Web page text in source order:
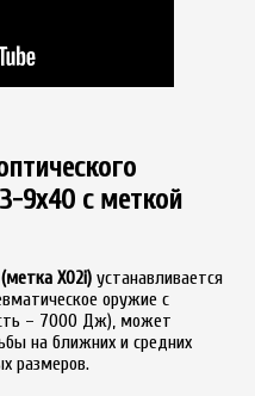
9x40 с меткой
X02i) устанавливается
оружие с
– 7000 Дж), может
на ближних и средних
размеров.